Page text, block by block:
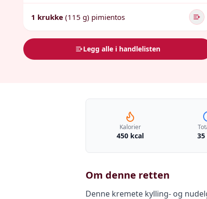
1 krukke (115 g) pimientos
Legg alle i handlelisten
Kalorier
450 kcal
Om denne retten
Denne kremete kylling- og